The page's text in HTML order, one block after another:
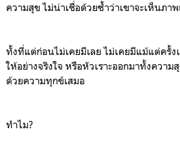
ความสุข ไม่น่าเชื่อด้วยซ้ำว่าเขาจะเห็นภา
ทั้งที่แต่ก่อนไม่เคยมีเลย ไม่เคยมีแม้แต่ครั้
ให้อย่างจริงใจ หรือหัวเราะออกมาทั้งความ
ด้วยความทุกข์เสมอ
ทำไม?